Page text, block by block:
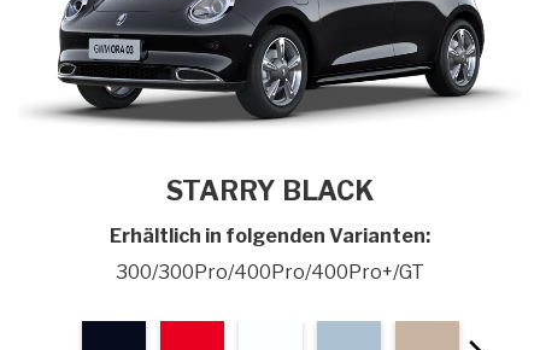
STARRY BLACK
Erhältlich in folgenden Varianten:
300/300Pro/400Pro/400Pro+/GT